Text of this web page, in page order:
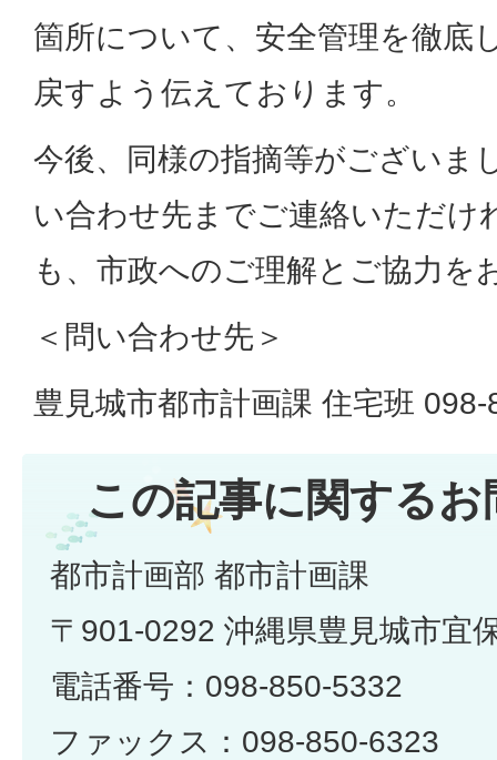
箇所について、安全管理を徹底
戻すよう伝えております。
今後、同様の指摘等がございま
い合わせ先までご連絡いただけ
も、市政へのご理解とご協力を
＜問い合わせ先＞
豊見城市都市計画課 住宅班
この記事に関する
都市計画部 都市計画課
〒901-0292 沖縄県豊見城市宜
電話番号：098-850-5332
ファックス：098-850-6323